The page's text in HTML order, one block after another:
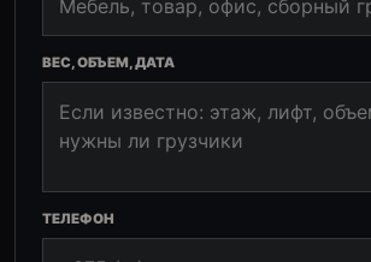
ВЕС, ОБЪЕМ, ДАТА
ТЕЛЕФОН